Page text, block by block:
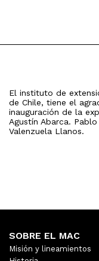
El instituto de
de Chile, tiene el
inauguración de la
Agustín Abarca.
Valenzuela Llanos.
SOBRE EL MAC
Misión y lineamientos